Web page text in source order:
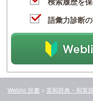
語彙力診断
Weblio 辞書 > 英和辞典・和英